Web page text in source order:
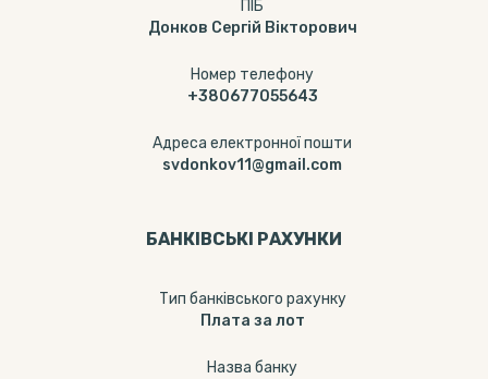
ПІБ
Донков Сергій Вікторович
Номер телефону
+380677055643
Адреса електронної пошти
svdonkov11@gmail.com
БАНКІВСЬКІ РАХУНКИ
Тип банкiвського рахунку
Плата за лот
Назва банку